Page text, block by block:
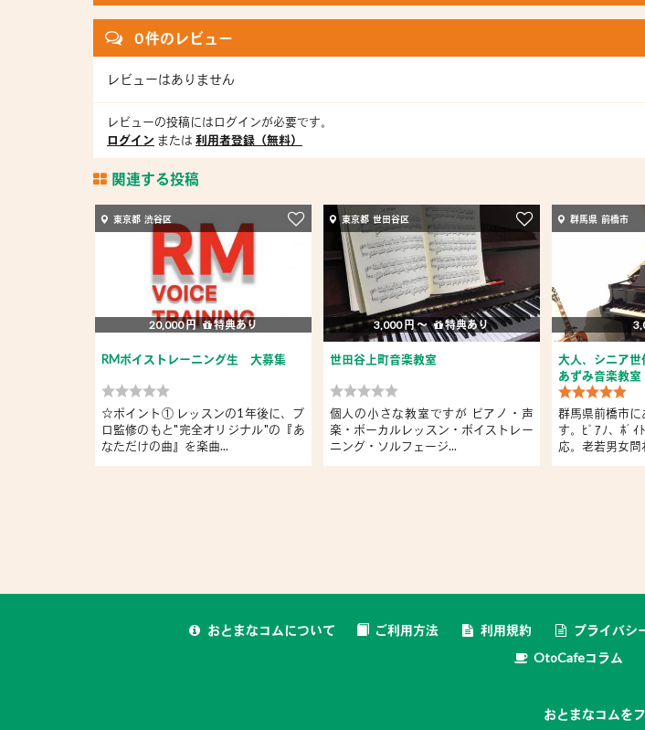
0 件のレビュー
レビューはありません
レビューの投稿にはログインが必要です。
ログイン または 利用者登録（無料）
関連する投稿
東京都 渋谷区
20,000 円 特典あり
RMボイストレーニング生 大募集
☆ポイント① レッスンの1年後に、プ
ロ監修のもと"完全オリジナル"の『あ
なただけの曲』を楽曲...
東京都 世田谷区
3,000 円 〜 特典あり
世田谷上町音楽教室
個人の小さな教室ですが ピアノ・声
楽・ボーカルレッスン・ボイストレー
ニング・ソルフェージ...
群馬県 前橋市
大人、シニア
あずみ音楽教室
群馬県前橋市
す。ﾋﾟｱﾉ、ﾎﾞ
応。老若男女問
おとまなコムについて ご利用方法 利用規約 プライバシ
OtoCafeコラム
おとまなコムを